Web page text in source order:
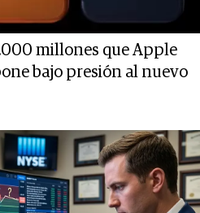
millones que Apple
bajo presión al nuevo